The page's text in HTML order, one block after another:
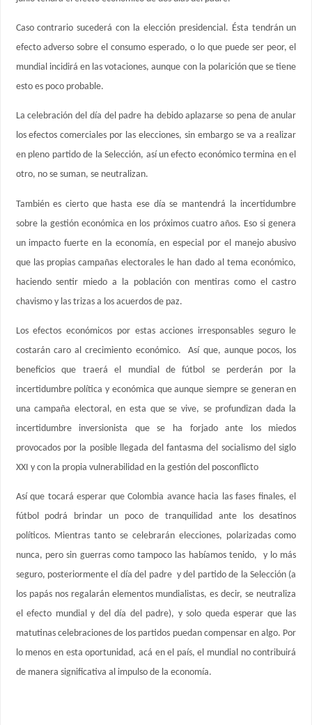
Caso contrario sucederá con la elección presidencial. Ésta tendrán un
efecto adverso sobre el consumo esperado, o lo que puede ser peor, el
mundial incidirá en las votaciones, aunque con la polarición que se tiene
esto es poco probable.
La celebración del día del padre ha debido aplazarse so pena de anular
los efectos comerciales por las elecciones, sin embargo se va a realizar
en pleno partido de la Selección, así un efecto económico termina en el
otro, no se suman, se neutralizan.
También es cierto que hasta ese día se mantendrá la incertidumbre
sobre la gestión económica en los próximos cuatro años. Eso si genera
un impacto fuerte en la economía, en especial por el manejo abusivo
que las propias campañas electorales le han dado al tema económico,
haciendo sentir miedo a la población con mentiras como el castro
chavismo y las trizas a los acuerdos de paz.
Los efectos económicos por estas acciones irresponsables seguro le
costarán caro al crecimiento económico. Así que, aunque pocos, los
beneficios que traerá el mundial de fútbol se perderán por la
incertidumbre política y económica que aunque siempre se generan en
una campaña electoral, en esta que se vive, se profundizan dada la
incertidumbre inversionista que se ha forjado ante los miedos
provocados por la posible llegada del fantasma del socialismo del siglo
XXI y con la propia vulnerabilidad en la gestión del posconflicto
Así que tocará esperar que Colombia avance hacia las fases finales, el
fútbol podrá brindar un poco de tranquilidad ante los desatinos
políticos. Mientras tanto se celebrarán elecciones, polarizadas como
nunca, pero sin guerras como tampoco las habíamos tenido, y lo más
seguro, posteriormente el día del padre y del partido de la Selección (a
los papás nos regalarán elementos mundialistas, es decir, se neutraliza
el efecto mundial y del día del padre), y solo queda esperar que las
matutinas celebraciones de los partidos puedan compensar en algo. Por
lo menos en esta oportunidad, acá en el país, el mundial no contribuirá
de manera significativa al impulso de la economía.